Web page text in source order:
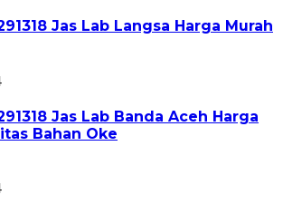
Jas Lab Langsa Harga Murah
Jas Lab Banda Aceh Harga
Bahan Oke